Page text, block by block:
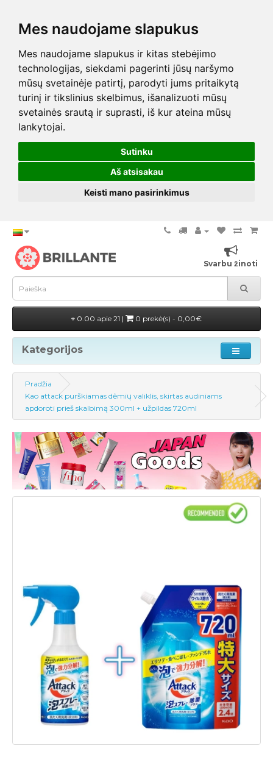
Mes naudojame slapukus
Mes naudojame slapukus ir kitas stebėjimo
technologijas, siekdami pagerinti jūsų naršymo
mūsų svetainėje patirtį, parodyti jums pritaikytą
turinį ir tikslinius skelbimus, išanalizuoti mūsų
svetainės srautą ir suprasti, iš kur ateina mūsų
lankytojai.
Sutinku
Aš atsisakau
Keisti mano pasirinkimus
Svarbu žinoti
0.00 apie 21 | 0 prekė(s) - 0,00€
Kategorijos
Pradžia
Kao attack purškiamas dėmių valiklis, skirtas audiniams
apdoroti prieš skalbimą 300ml + užpildas 720ml